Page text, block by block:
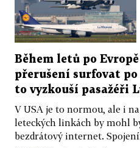
Během letů po
přerušení surfovat
to vyzkouší pasažéři
V USA je to normou, ale i
leteckých linkách by mohl
bezdrátový internet.